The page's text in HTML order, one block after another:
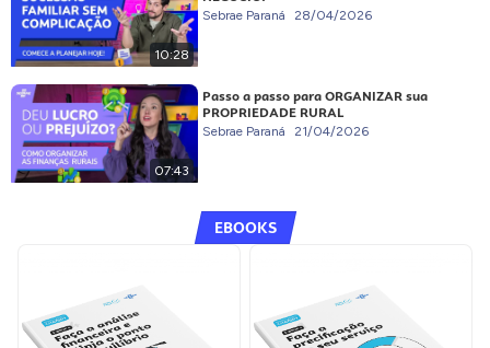
10:28
Sebrae Paraná 28/04/2026
07:43
Passo a passo para ORGANIZAR sua
PROPRIEDADE RURAL
Sebrae Paraná 21/04/2026
EBOOKS